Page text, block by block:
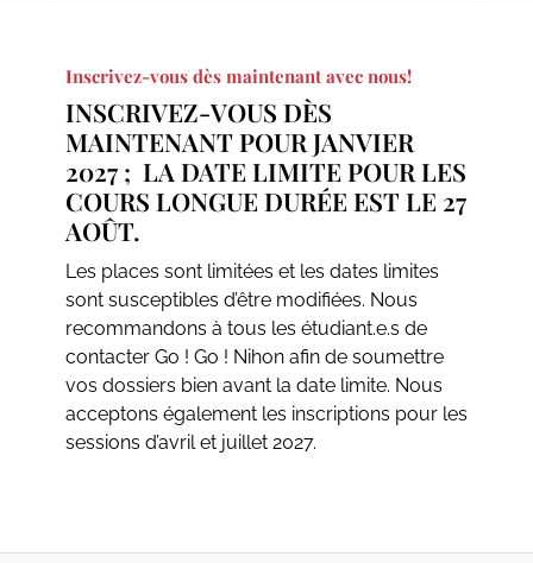
Inscrivez-vous dès maintenant avec nous!
INSCRIVEZ-VOUS DÈS
MAINTENANT POUR JANVIER
2027 ; LA DATE LIMITE POUR LES
COURS LONGUE DURÉE EST LE 27
AOÛT.
Les places sont limitées et les dates limites
sont susceptibles d’être modifiées. Nous
recommandons à tous les étudiant.e.s de
contacter Go ! Go ! Nihon afin de soumettre
vos dossiers bien avant la date limite. Nous
acceptons également les inscriptions pour les
sessions d’avril et juillet 2027.